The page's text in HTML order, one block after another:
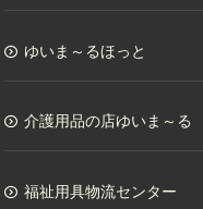
ゆいま～るほっと
介護用品の店ゆいま～る
福祉用具物流センター